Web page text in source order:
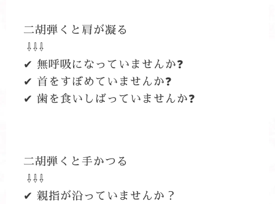
二胡弾くと肩が凝る
⇩⇩⇩
✔ 無呼吸になっていませんか❓
✔ 首をすぼめていませんか❓
✔ 歯を食いしばっていませんか❓
二胡弾くと手かつる
⇩⇩⇩
✔ 親指が沿っていませんか？